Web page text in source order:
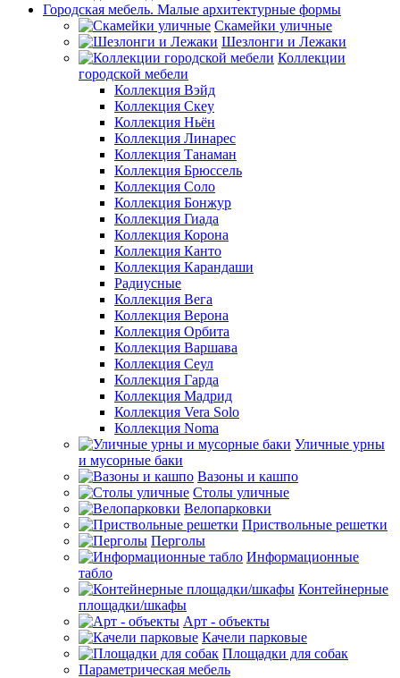
Городская мебель. Малые архитектурные формы
Скамейки уличные
Шезлонги и Лежаки
Коллекции
городской мебели
Коллекция Вэйд
Коллекция Скеу
Коллекция Ньён
Коллекция Линарес
Коллекция Танаман
Коллекция Брюссель
Коллекция Соло
Коллекция Бонжур
Коллекция Гиада
Коллекция Корона
Коллекция Канто
Коллекция Карандаши
Радиусные
Коллекция Вега
Коллекция Верона
Коллекция Орбита
Коллекция Варшава
Коллекция Сеул
Коллекция Гарда
Коллекция Мадрид
Коллекция Vera Solo
Коллекция Noma
Уличные урны
и мусорные баки
Вазоны и кашпо
Столы уличные
Велопарковки
Приствольные решетки
Перголы
Информационные
табло
Контейнерные
площадки/шкафы
Арт - объекты
Качели парковые
Площадки для собак
Параметрическая мебель